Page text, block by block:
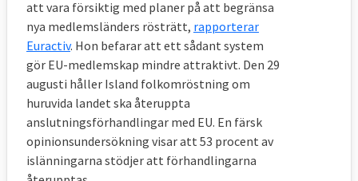
att vara försiktig med planer på att begränsa
nya medlemsländers rösträtt, rapporterar
Euractiv. Hon befarar att ett sådant system
gör EU-medlemskap mindre attraktivt. Den 29
augusti håller Island folkomröstning om
huruvida landet ska återuppta
anslutningsförhandlingar med EU. En färsk
opinionsundersökning visar att 53 procent av
islänningarna stödjer att förhandlingarna